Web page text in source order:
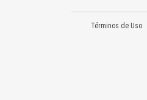
Términos de Uso